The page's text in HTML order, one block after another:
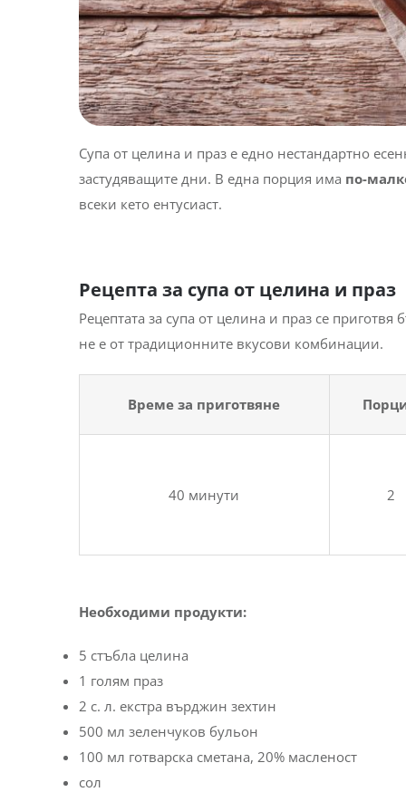
Супа от целина и праз е едно нестандартно
застудяващите дни. В една порция има по-
всеки кето ентусиаст.
Рецепта за супа от целина и праз
Рецептата за супа от целина и праз се
не е от традиционните вкусови комбинации.
Време за приготвяне
40 минути 2
Необходими продукти:
5 стъбла целина
1 голям праз
2 с. л. екстра върджин зехтин
500 мл зеленчуков бульон
100 мл готварска сметана, 20% масленост
сол